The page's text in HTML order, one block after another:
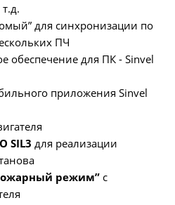
для синхронизации по
ПЧ
обеспечение для ПК - Sinvel
приложения Sinvel
SIL3 для реализации
режим” с